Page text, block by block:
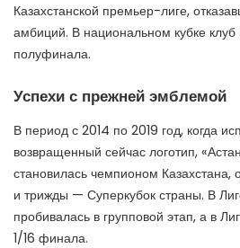
Казахстанской премьер-лиге,
амбиций. В национальном кубке
полуфинала.
Успехи с прежней эмблемой
В период с 2014 по 2019 год, когда
возвращенный сейчас логотип,
становилась чемпионом
и трижды — Суперкубок страны. В
пробивалась в групповой этап, а в
1/16 финала.